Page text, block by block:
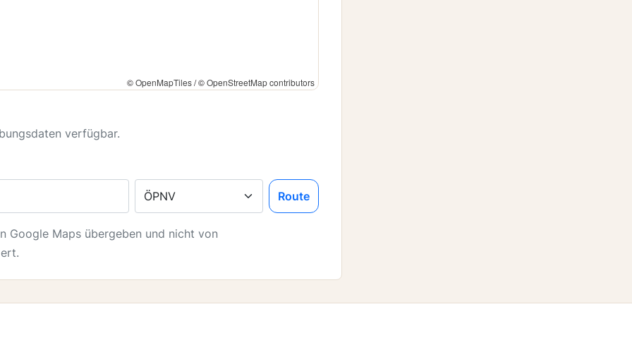
©OpenMapTiles/ ©OpenStreetMap contributors
verfügbar.
Verkehrsmittel
Route
Google Maps übergeben und nicht von